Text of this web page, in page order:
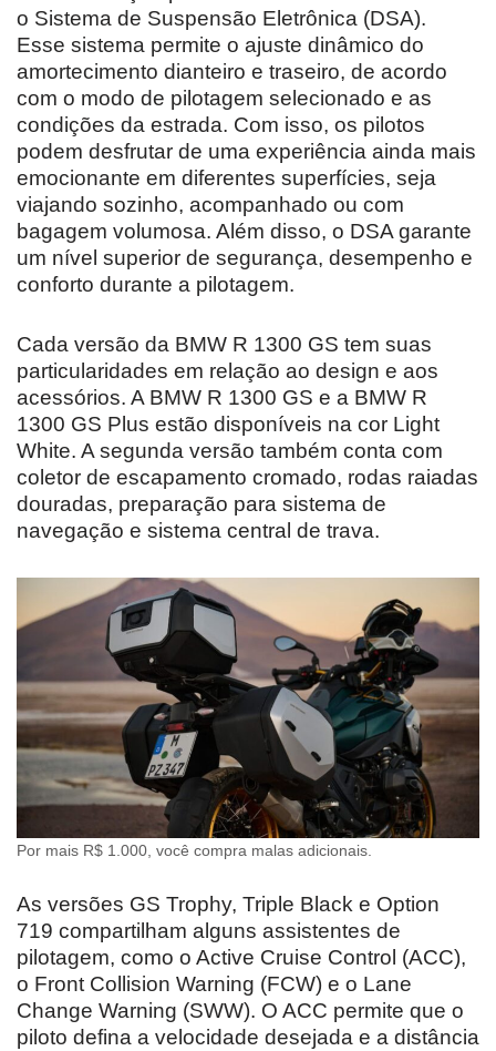
o Sistema de Suspensão Eletrônica (DSA).
Esse sistema permite o ajuste dinâmico do
amortecimento dianteiro e traseiro, de acordo
com o modo de pilotagem selecionado e as
condições da estrada. Com isso, os pilotos
podem desfrutar de uma experiência ainda mais
emocionante em diferentes superfícies, seja
viajando sozinho, acompanhado ou com
bagagem volumosa. Além disso, o DSA garante
um nível superior de segurança, desempenho e
conforto durante a pilotagem.
Cada versão da BMW R 1300 GS tem suas
particularidades em relação ao design e aos
acessórios. A BMW R 1300 GS e a BMW R
1300 GS Plus estão disponíveis na cor Light
White. A segunda versão também conta com
coletor de escapamento cromado, rodas raiadas
douradas, preparação para sistema de
navegação e sistema central de trava.
Por mais R$ 1.000, você compra malas adicionais.
As versões GS Trophy, Triple Black e Option
719 compartilham alguns assistentes de
pilotagem, como o Active Cruise Control (ACC),
o Front Collision Warning (FCW) e o Lane
Change Warning (SWW). O ACC permite que o
piloto defina a velocidade desejada e a distância